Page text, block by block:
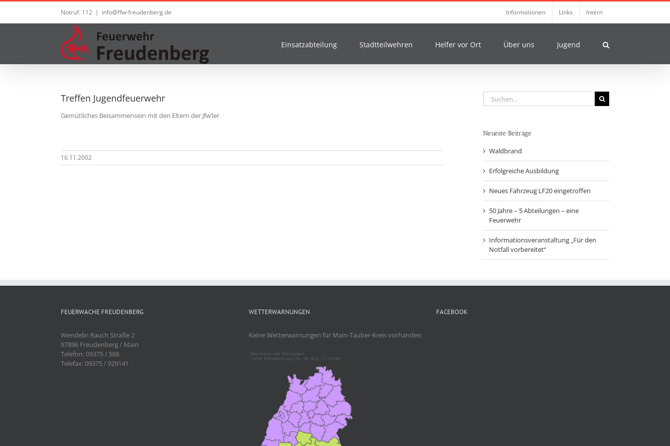
Zum
springen
Notruf: 112 | info@ffw-freudenberg.de Informationen Links Intern
Einsatzabteilung Stadtteilwehren Helfer vor Ort Über uns Jugend
Treffen Jugendfeuerwehr
Gemütliches Beisammensein mit den Eltern der Jfw’ler
16.11.2002
Suche
nach:
Neueste Beiträge
Waldbrand
Erfolgreiche Ausbildung
Neues Fahrzeug LF20 eingetroffen
50 Jahre – 5 Abteilungen – eine
Feuerwehr
Informationsveranstaltung „Für den
Notfall vorbereitet“
FEUERWACHE FREUDENBERG
Wendelin Rauch Straße 2
97896 Freudenberg / Main
Telefon: 09375 / 588
Telefax: 09375 / 929141
WETTERWARNUNGEN
Keine Wetterwarnungen für Main-Tauber-Kreis vorhanden
FACEBOOK